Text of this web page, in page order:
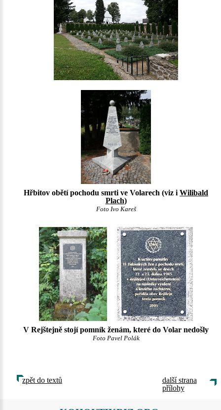
Hřbitov obětí pochodu smrti ve Volarech (viz i Wilibald
Plach)
Foto Ivo Kareš
V Rejštejně stojí pomník ženám, které do Volar nedošly
Foto Pavel Polák
zpět do textů
další strana
přílohy